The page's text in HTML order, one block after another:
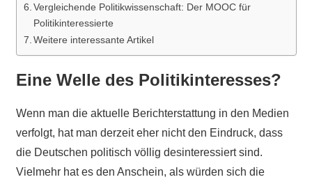
Vergleichende Politikwissenschaft: Der MOOC für
Politikinteressierte
Weitere interessante Artikel
Eine Welle des Politikinteresses?
Wenn man die aktuelle Berichterstattung in den Medien
verfolgt, hat man derzeit eher nicht den Eindruck, dass
die Deutschen politisch völlig desinteressiert sind.
Vielmehr hat es den Anschein, als würden sich die